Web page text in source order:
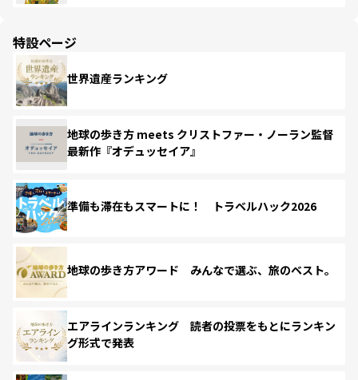
特設ページ
世界遺産ランキング
地球の歩き方 meets クリストファー・ノーラン監督
最新作『オデュッセイア』
準備も滞在もスマートに！ トラベルハック2026
地球の歩き方アワード みんなで選ぶ、旅のベスト。
エアラインランキング 読者の投票をもとにランキン
グ形式で発表